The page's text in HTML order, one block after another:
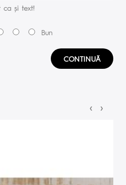
ca şi text!
Bun
CONTINUĂ
‹ ›